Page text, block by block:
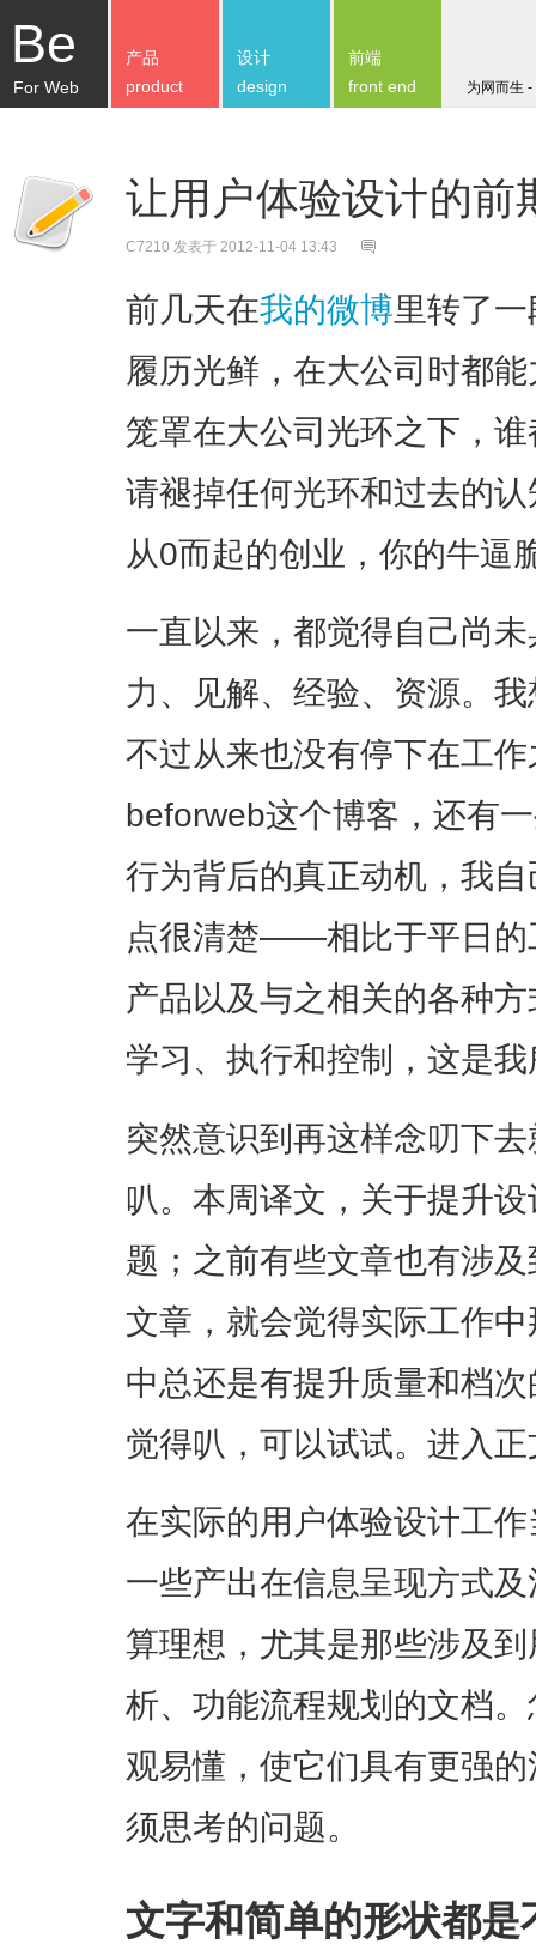
Be
For Web 为网而生
产品
product
设计
design
前端
front end
让用户体验设计的前
C7210 发表于 2012-11-04 13:43
前几天在我的微博里转了
履历光鲜，在大公司时都
笼罩在大公司光环之下，
请褪掉任何光环和过去的
从0而起的创业，你的牛逼
一直以来，都觉得自己尚
力、见解、经验、资源。
不过从来也没有停下在工
beforweb这个博客，还有
行为背后的真正动机，我
点很清楚——相比于平日的
产品以及与之相关的各种
学习、执行和控制，这是
突然意识到再这样念叨下
叭。本周译文，关于提升
题；之前有些文章也有涉
文章，就会觉得实际工作
中总还是有提升质量和档
觉得叭，可以试试。进入
在实际的用户体验设计工
一些产出在信息呈现方式
算理想，尤其是那些涉及
析、功能流程规划的文档
观易懂，使它们具有更强
须思考的问题。
文字和简单的形状都是